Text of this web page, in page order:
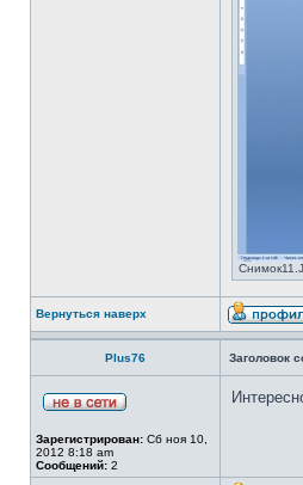
Вернуться наверх
Plus76 Заголовок
Зарегистрирован: Сб ноя 10,
2012 8:18 am
Сообщений: 2